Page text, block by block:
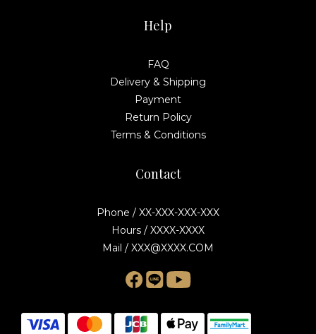
Help
FAQ
Delivery & Shipping
Payment
Return Policy
Terms & Conditions
Contact
Phone / XX-XXX-XXX-XXX
Hours / XXXX-XXXX
Mail / XXX@XXXX.COM